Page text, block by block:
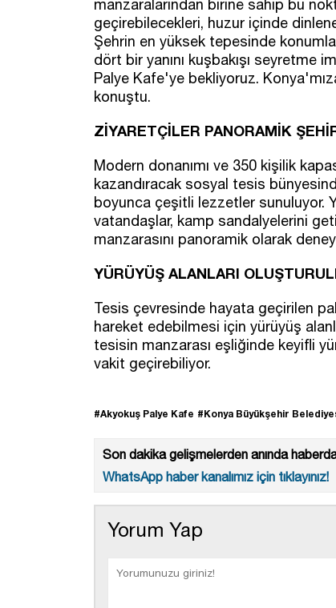
manzaralarından birine sahip bu
geçirebilecekleri, huzur içinde
Şehrin en yüksek tepesinde
dört bir yanını kuşbakışı seyretme
Palye Kafe'ye bekliyoruz.
konuştu.
ZİYARETÇİLER PANORAMİK
Modern donanımı ve 350 kişilik
kazandıracak sosyal tesis
boyunca çeşitli lezzetler sunuluyor.
vatandaşlar, kamp sandalyelerini
manzarasını panoramik olarak
YÜRÜYÜŞ ALANLARI
Tesis çevresinde hayata geçirilen
hareket edebilmesi için yürüyüş
tesisin manzarası eşliğinde keyifli
vakit geçirebiliyor.
#Akyokuş Palye Kafe #Konya Büyükşehir
Son dakika gelişmelerden anında
WhatsApp haber kanalımız için tıklayınız!
Yorum Yap